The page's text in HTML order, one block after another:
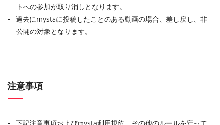
トへの参加が取り消しとなります。
過去にmystaに投稿したことのある動画の場合、差し戻し、非
公開の対象となります。
注意事項
下記注意事項およびmysta利用規約、その他のルールを守って